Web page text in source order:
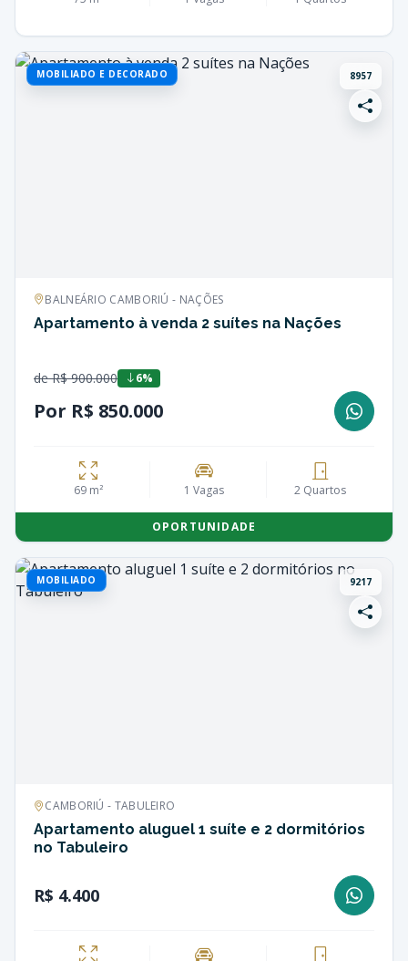
MOBILIADO E DECORADO 8957
BALNEÁRIO CAMBORIÚ - NAÇÕES
Apartamento à venda 2 suítes na Nações
de R$ 900.000 6%
Por R$ 850.000
69 m² 1 Vagas 2 Quartos
OPORTUNIDADE
MOBILIADO 9217
CAMBORIÚ - TABULEIRO
Apartamento aluguel 1 suíte e 2 dormitórios
no Tabuleiro
R$ 4.400